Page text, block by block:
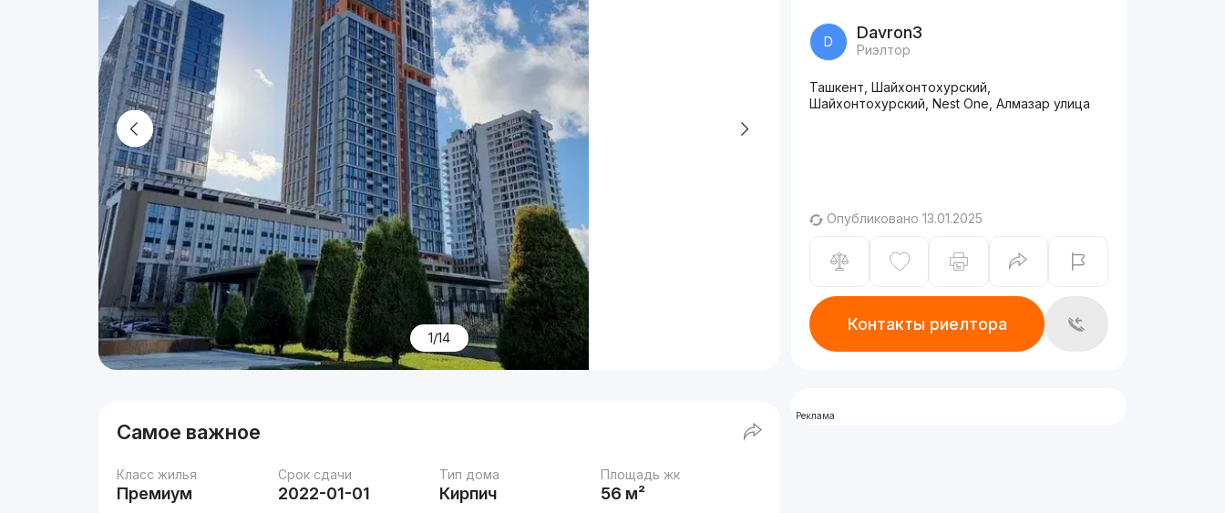
1/14
Самое важное
Класс жилья
Премиум
Срок сдачи
2022-01-01
Тип дома
Кирпич
Площадь жк
56 м²
D Davron3
Риэлтор
Ташкент, Шайхонтохурский,
Шайхонтохурский, Nest One, Алмазар улица
Опубликовано 13.01.2025
Контакты риелтора
Реклама